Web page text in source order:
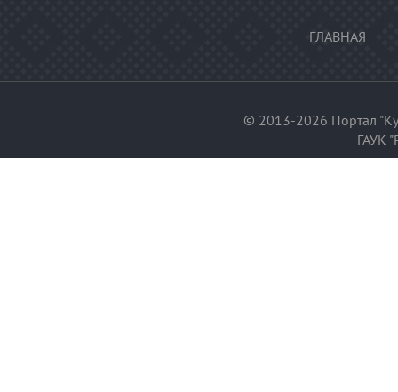
ГЛАВНАЯ
© 2013-2026 Портал
ГАУК